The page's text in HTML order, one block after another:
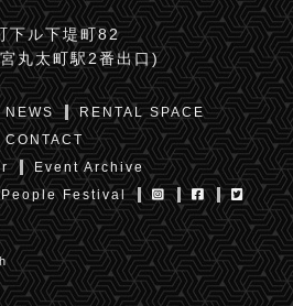
下ル下堤町82
丸太町駅2番出口)
NEWS
RENTAL SPACE
CONTACT
Event Archive
Festival